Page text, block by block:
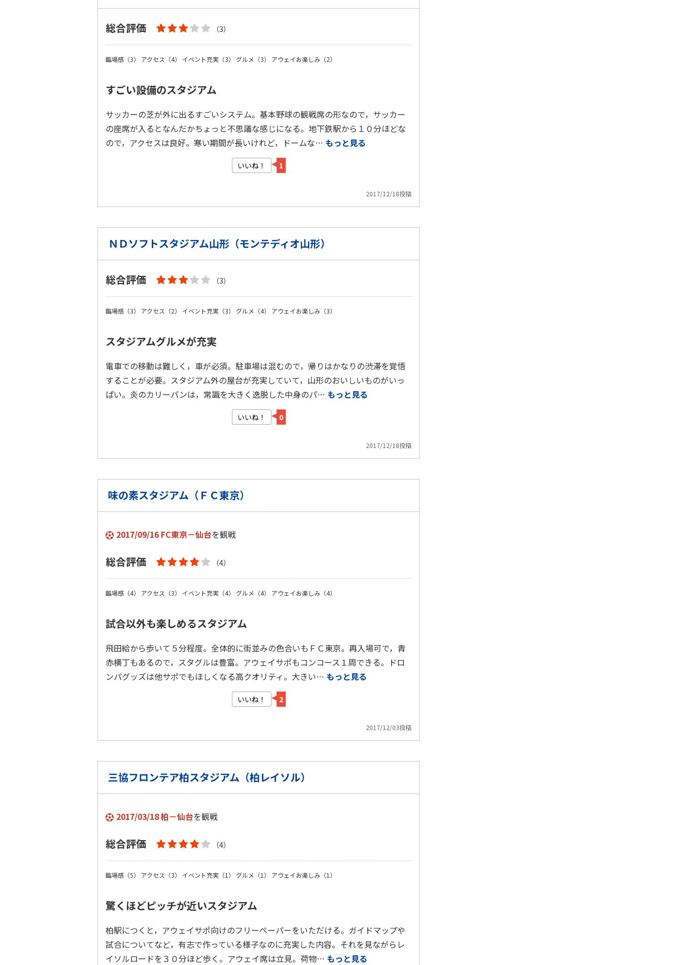
総合評価 （3）
臨場感（3） アクセス（4） イベント充実（3） グルメ（3） アウェイお楽しみ（2）
すごい設備のスタジアム
サッカーの芝が外に出るすごいシステム。基本野球の観戦席の形なので，サッカー
の座席が入るとなんだかちょっと不思議な感じになる。地下鉄駅から１０分ほどな
ので，アクセスは良好。寒い期間が長いけれど，ドームな… もっと見る
いいね！ 1
2017/12/18投稿
ＮＤソフトスタジアム山形（モンテディオ山形）
総合評価 （3）
臨場感（3） アクセス（2） イベント充実（3） グルメ（4） アウェイお楽しみ（3）
スタジアムグルメが充実
電車での移動は難しく，車が必須。駐車場は混むので，帰りはかなりの渋滞を覚悟
することが必要。スタジアム外の屋台が充実していて，山形のおいしいものがいっ
ぱい。炎のカリーパンは，常識を大きく逸脱した中身のパ… もっと見る
いいね！ 0
2017/12/18投稿
味の素スタジアム（ＦＣ東京）
2017/09/16 FC東京－仙台を観戦
総合評価 （4）
臨場感（4） アクセス（3） イベント充実（4） グルメ（4） アウェイお楽しみ（4）
試合以外も楽しめるスタジアム
飛田給から歩いて５分程度。全体的に街並みの色合いもＦＣ東京。再入場可で，青
赤横丁もあるので，スタグルは豊富。アウェイサポもコンコース１周できる。ドロ
ンパグッズは他サポでもほしくなる高クオリティ。大きい… もっと見る
いいね！ 2
2017/12/03投稿
三協フロンテア柏スタジアム（柏レイソル）
2017/03/18 柏－仙台を観戦
総合評価 （4）
臨場感（5） アクセス（3） イベント充実（1） グルメ（1） アウェイお楽しみ（1）
驚くほどピッチが近いスタジアム
柏駅につくと，アウェイサポ向けのフリーペーパーをいただける。ガイドマップや
試合についてなど，有志で作っている様子なのに充実した内容。それを見ながらレ
イソルロードを３０分ほど歩く。アウェイ席は立見。荷物… もっと見る